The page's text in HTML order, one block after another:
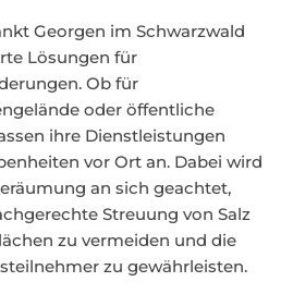
Georgen im Schwarzwald
Lösungen für
Ob für
oder öffentliche
ihre Dienstleistungen
vor Ort an. Dabei wird
an sich geachtet,
Streuung von Salz
zu vermeiden und die
zu gewährleisten.